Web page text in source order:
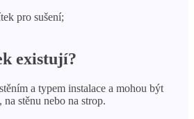
pro sušení;
existují?
a typem instalace a mohou být
stěnu nebo na strop.